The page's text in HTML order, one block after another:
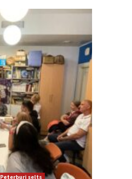
Peterburi selts